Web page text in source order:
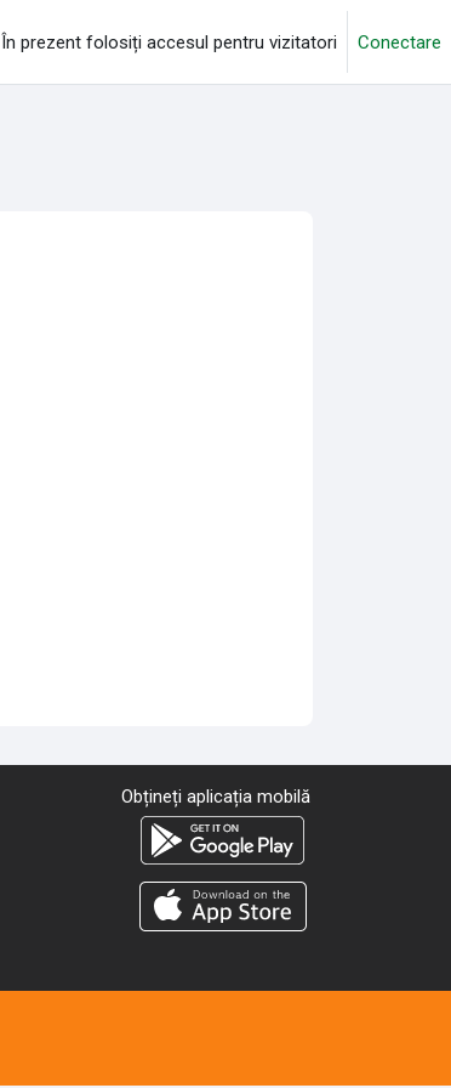
În prezent folosiți accesul pentru vizitatori Conectare
Obțineți aplicația mobilă